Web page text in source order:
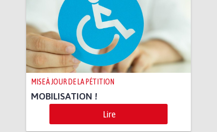
MISE À JOUR DE LA PÉTITION
MOBILISATION !
Lire